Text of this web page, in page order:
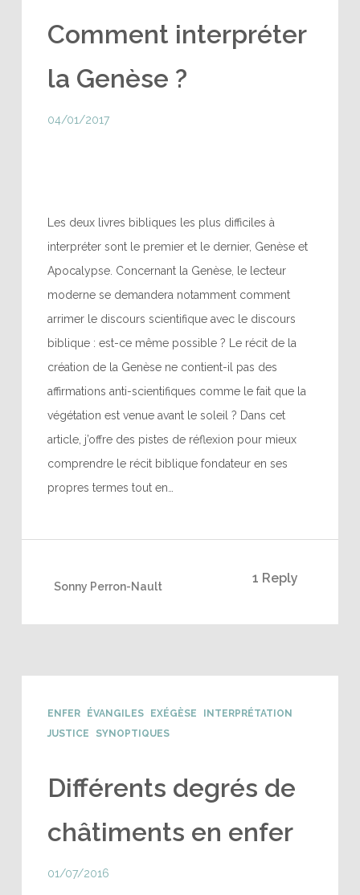
Comment interpréter
la Genèse ?
04/01/2017
Les deux livres bibliques les plus difficiles à
interpréter sont le premier et le dernier, Genèse et
Apocalypse. Concernant la Genèse, le lecteur
moderne se demandera notamment comment
arrimer le discours scientifique avec le discours
biblique : est-ce même possible ? Le récit de la
création de la Genèse ne contient-il pas des
affirmations anti-scientifiques comme le fait que la
végétation est venue avant le soleil ? Dans cet
article, j’offre des pistes de réflexion pour mieux
comprendre le récit biblique fondateur en ses
propres termes tout en…
1 Reply
Sonny Perron-Nault
ENFER ÉVANGILES EXÉGÈSE
INTERPRÉTATION
JUSTICE
SYNOPTIQUES
Différents degrés de
châtiments en enfer
01/07/2016